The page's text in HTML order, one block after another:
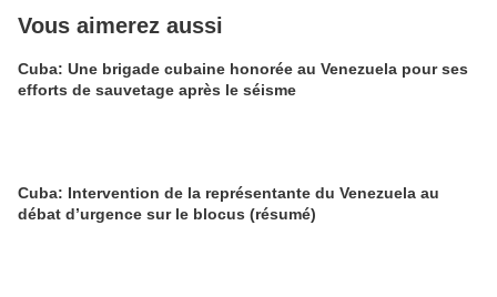
Vous aimerez aussi
Cuba: Une brigade cubaine honorée au Venezuela pour ses
efforts de sauvetage après le séisme
Cuba: Intervention de la représentante du Venezuela au
débat d’urgence sur le blocus (résumé)